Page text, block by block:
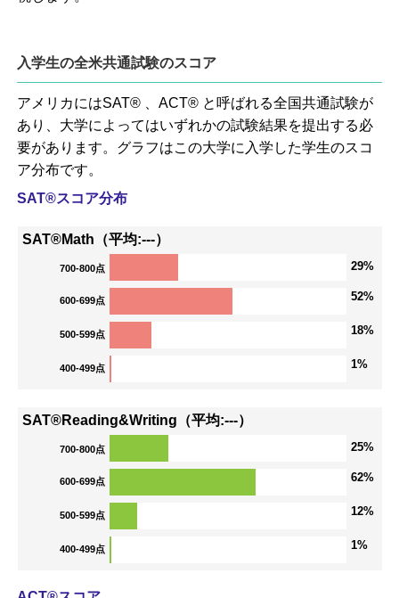
入学生の全米共通試験のスコア
アメリカにはSAT® 、ACT® と呼ばれる全国共通試験が
あり、大学によってはいずれかの試験結果を提出する必
要があります。グラフはこの大学に入学した学生のスコ
ア分布です。
SAT®スコア分布
SAT®Math（平均:---）
700-800点 29%
600-699点 52%
500-599点 18%
400-499点 1%
SAT®Reading&Writing（平均:---）
700-800点 25%
600-699点 62%
500-599点 12%
400-499点 1%